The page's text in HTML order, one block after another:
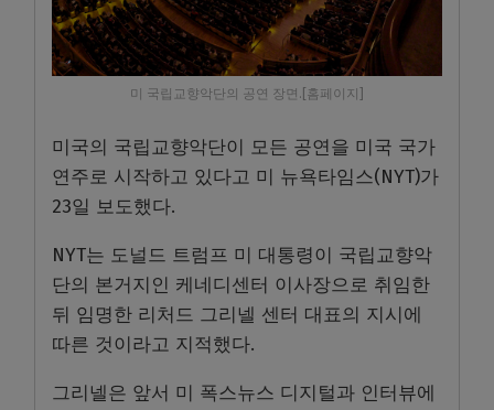
미 국립교향악단의 공연 장면.[홈페이지]
미국의 국립교향악단이 모든 공연을 미국 국가
연주로 시작하고 있다고 미 뉴욕타임스(NYT)가
23일 보도했다.
NYT는 도널드 트럼프 미 대통령이 국립교향악
단의 본거지인 케네디센터 이사장으로 취임한
뒤 임명한 리처드 그리넬 센터 대표의 지시에
따른 것이라고 지적했다.
그리넬은 앞서 미 폭스뉴스 디지털과 인터뷰에